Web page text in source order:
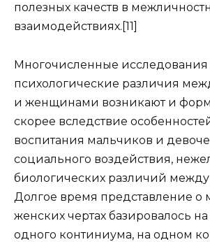
полезных качеств в
взаимодействиях.[11]
Многочисленные исследования
психологические различия
и женщинами возникают и
скорее вследствие
воспитания мальчиков и
социального воздействия,
биологических различий
Долгое время представление о
женских чертах базировалось
одного континиума, на одном